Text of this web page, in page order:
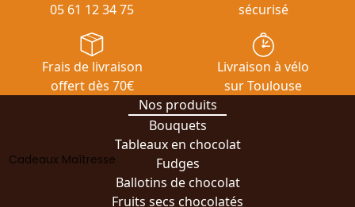
Cadeaux Maîtresse
05 61 12 34 75
sécurisé
Frais de livraison
offert dès 70€
Livraison à vélo
sur Toulouse
Nos produits
Bouquets
Tableaux en chocolat
Fudges
Ballotins de chocolat
Fruits secs chocolatés